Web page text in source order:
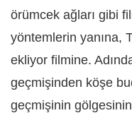
örümcek ağları gibi
yöntemlerin yanına,
ekliyor filmine.
geçmişinden köşe
geçmişinin